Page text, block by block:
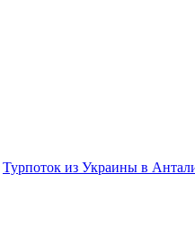
Турпоток из Украины в